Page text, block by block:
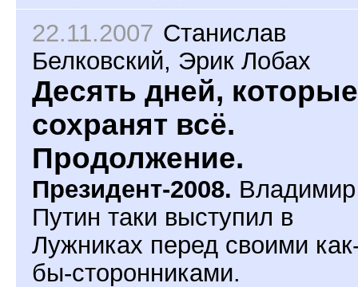
22.11.2007 Станислав
Белковский, Эрик Лобах
Десять дней, которые
сохранят всё.
Продолжение.
Президент-2008. Владимир
Путин таки выступил в
Лужниках перед своими
бы-сторонниками.